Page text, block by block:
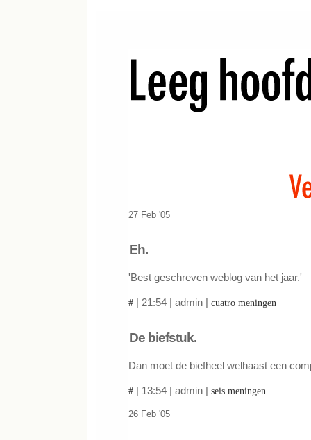
27 Feb '05
Eh.
'Best geschreven weblog van het jaar.'
# | 21:54 | admin | cuatro meningen
De biefstuk.
Dan moet de biefheel welhaast een
# | 13:54 | admin | seis meningen
26 Feb '05